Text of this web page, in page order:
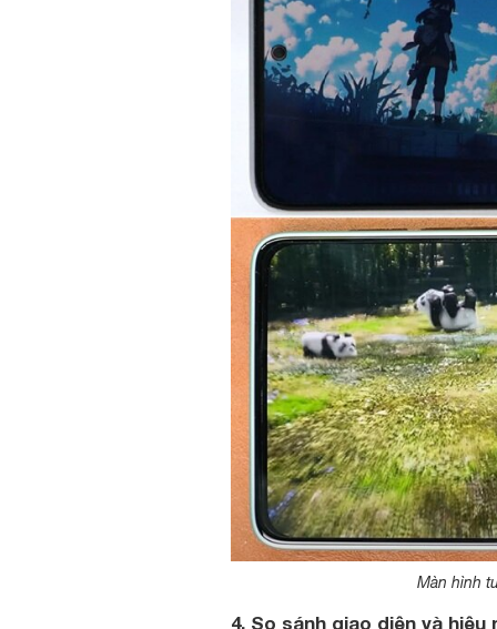
Màn hình
4. So sánh giao diện và